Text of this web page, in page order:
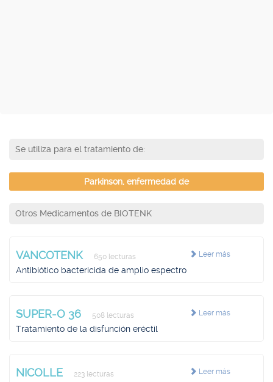
Se utiliza para el tratamiento de:
Parkinson, enfermedad de
Otros Medicamentos de BIOTENK
Leer más
VANCOTENK 650 lecturas
Antibiótico bactericida de amplio espectro
Leer más
SUPER-O 36 508 lecturas
Tratamiento de la disfunción eréctil
Leer más
NICOLLE 223 lecturas